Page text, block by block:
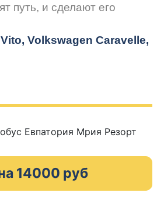
путь, и сделают его
Volkswagen Caravelle,
14000 руб